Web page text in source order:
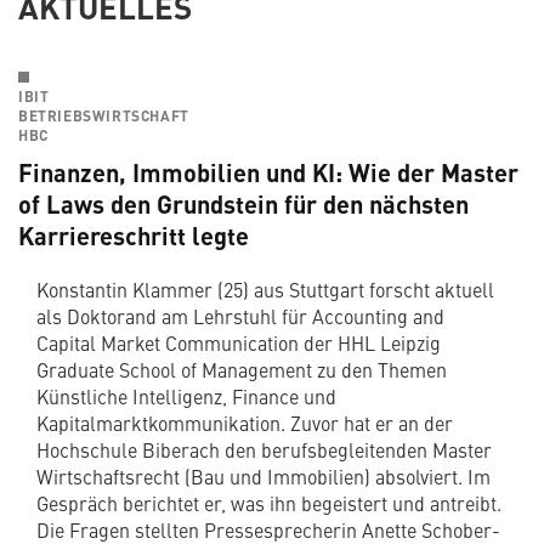
IBIT
BETRIEBSWIRTSCHAFT
HBC
Finanzen, Immobilien und KI: Wie der Master
of Laws den Grundstein für den nächsten
Karriereschritt legte
Konstantin Klammer (25) aus Stuttgart forscht aktuell
als Doktorand am Lehrstuhl für Accounting and
Capital Market Communication der HHL Leipzig
Graduate School of Management zu den Themen
Künstliche Intelligenz, Finance und
Kapitalmarktkommunikation. Zuvor hat er an der
Hochschule Biberach den berufsbegleitenden Master
Wirtschaftsrecht (Bau und Immobilien) absolviert. Im
Gespräch berichtet er, was ihn begeistert und antreibt.
Die Fragen stellten Pressesprecherin Anette Schober-